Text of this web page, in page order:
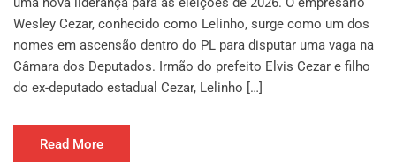
Wesley Cezar, conhecido como Lelinho, surge como um dos
nomes em ascensão dentro do PL para disputar uma vaga na
Câmara dos Deputados. Irmão do prefeito Elvis Cezar e filho
do ex-deputado estadual Cezar, Lelinho […]
Read More